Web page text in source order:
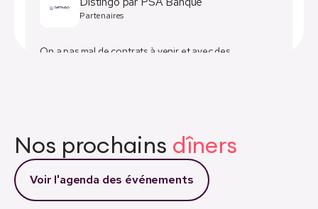
Partenaires
On a pas mal de contrats à venir et avec des
Quais de l'image
Nos prochains dîners
Voir l'agenda des événements